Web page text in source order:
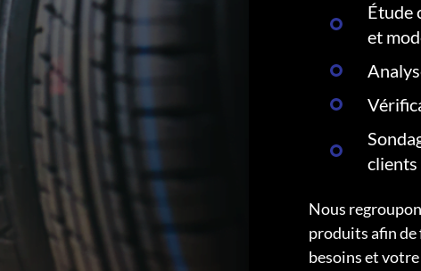
Étude
et
clients
Nous
produits afin de
besoins et